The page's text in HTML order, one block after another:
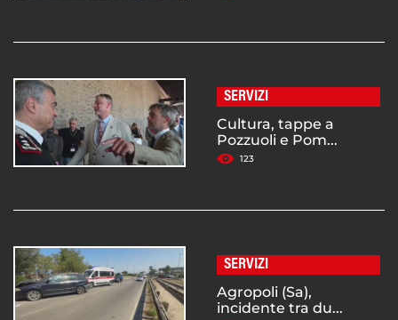
SERVIZI
Cultura, tappe a
Pozzuoli e Pom...
123
SERVIZI
Agropoli (Sa),
incidente tra du...